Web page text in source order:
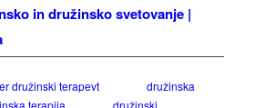
in družinsko svetovanje |
družinski terapevt
družinska